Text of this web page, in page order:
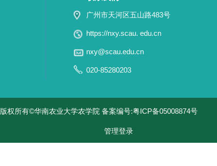
广州市天河区五山路483号
https://nxy.scau. edu.cn
nxy@scau.edu.cn
020-85280203
版权所有©华南农业大学农学院 备案编号:粤ICP备05008874号
管理登录